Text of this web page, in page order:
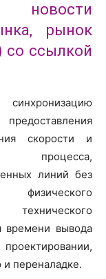
рынок
со ссылкой
скорости и
процесса,
линий без
физического
времени вывода
и переналадке.